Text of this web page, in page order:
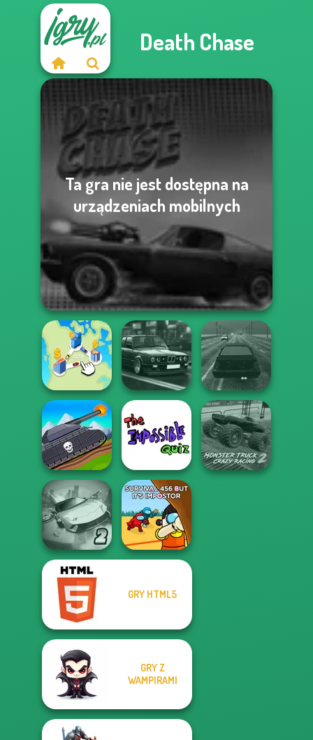
Death Chase
Ta gra nie jest dostępna na
urządzeniach mobilnych
State Connect
Highway Cars
Traffic Racer
Highway Traffic
Tanks 2D: Tank
Wars
The Impossible
Quiz Classic
Ultimate Flying
Car 2
Survival 456 But
GRY HTML5
GRY Z
WAMPIRAMI